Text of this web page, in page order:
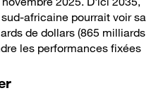
africaine pourrait voir sa
de dollars (865 milliards
les performances fixées